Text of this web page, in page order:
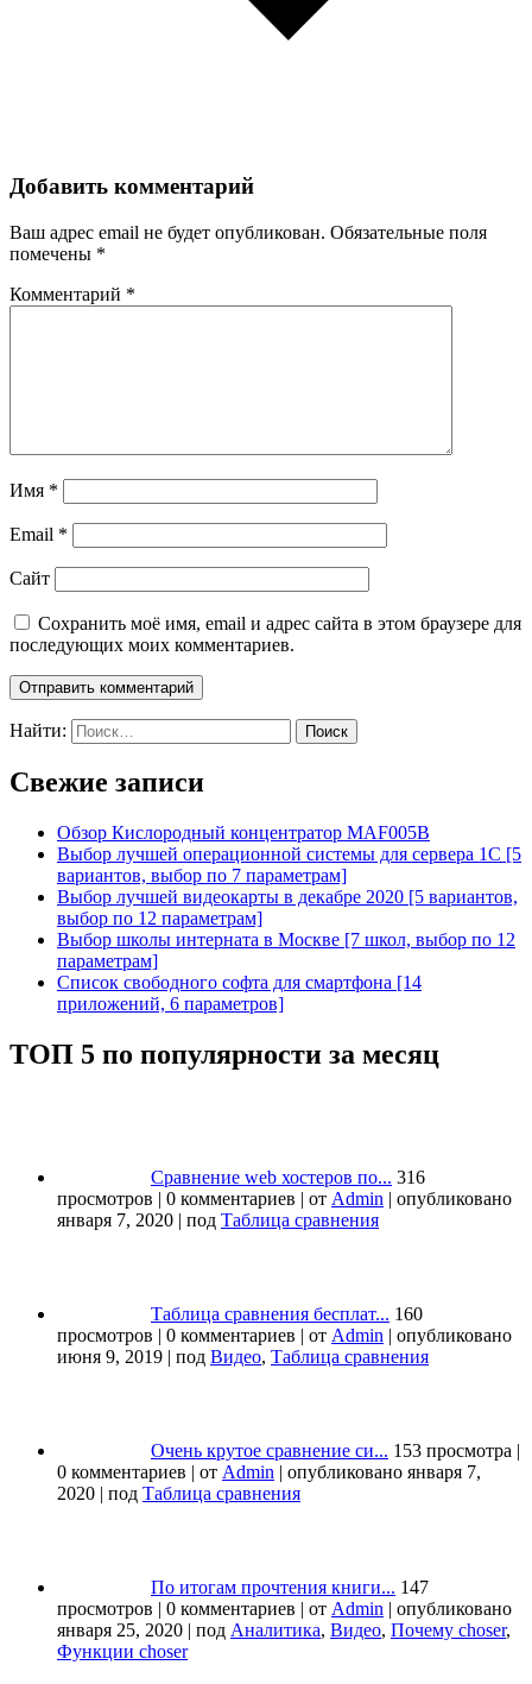
Добавить комментарий
Ваш адрес email не будет опубликован. Обязательные поля
помечены *
Комментарий *
Имя *
Email *
Сайт
Сохранить моё имя, email и адрес сайта в этом браузере для
последующих моих комментариев.
Найти:
Свежие записи
Обзор Кислородный концентратор MAF005B
Выбор лучшей операционной системы для сервера 1С [5
вариантов, выбор по 7 параметрам]
Выбор лучшей видеокарты в декабре 2020 [5 вариантов,
выбор по 12 параметрам]
Выбор школы интерната в Москве [7 школ, выбор по 12
параметрам]
Список свободного софта для смартфона [14
приложений, 6 параметров]
ТОП 5 по популярности за месяц
Сравнение web хостеров по... 316
просмотров | 0 комментариев | от Admin | опубликовано
января 7, 2020 | под Таблица сравнения
Таблица сравнения бесплат... 160
просмотров | 0 комментариев | от Admin | опубликовано
июня 9, 2019 | под Видео, Таблица сравнения
Очень крутое сравнение си... 153 просмотра |
0 комментариев | от Admin | опубликовано января 7,
2020 | под Таблица сравнения
По итогам прочтения книги... 147
просмотров | 0 комментариев | от Admin | опубликовано
января 25, 2020 | под Аналитика, Видео, Почему choser,
Функции choser